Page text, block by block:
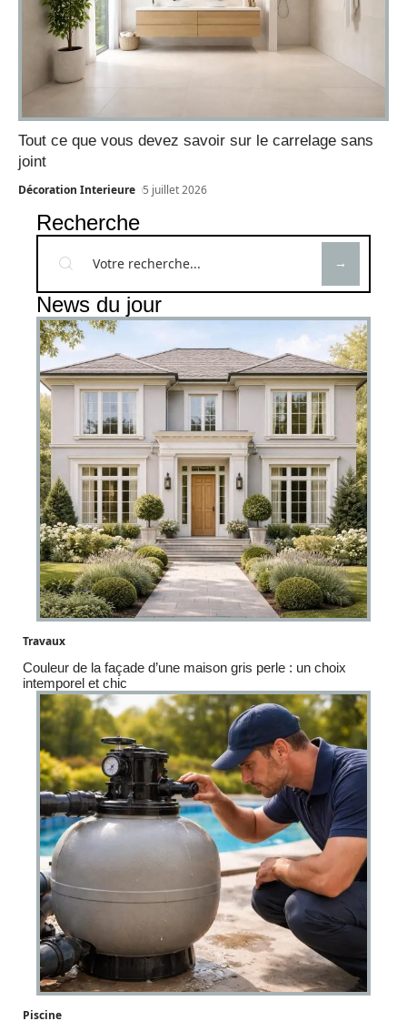
Tout ce que vous devez savoir sur le carrelage sans
joint
Décoration Interieure 5 juillet 2026
Recherche
News du jour
Travaux
Couleur de la façade d’une maison gris perle : un choix
intemporel et chic
Piscine